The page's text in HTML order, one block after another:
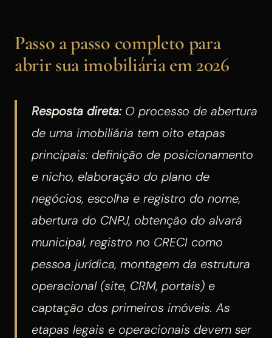
Passo a passo completo para
abrir sua imobiliária em 2026
Resposta direta:O processo de abertura
de uma imobiliária tem oito etapas
principais: definição de posicionamento
e nicho, elaboração do plano de
negócios, escolha e registro do nome,
abertura do CNPJ, obtenção do alvará
municipal, registro no CRECI como
pessoa jurídica, montagem da estrutura
operacional (site, CRM, portais) e
captação dos primeiros imóveis. As
etapas legais e operacionais devem ser